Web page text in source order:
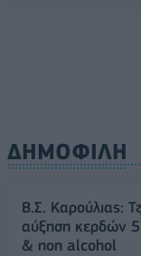
ΔΗΜΟΦΙΛΗ
Β.Σ. Καρούλιας:
αύξηση κερδών
& non alcohol